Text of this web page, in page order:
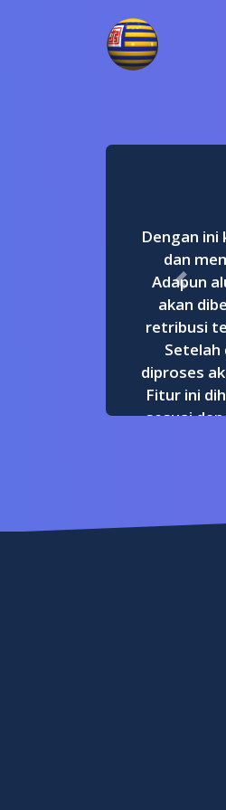
Dengan
dan
Adapun
akan
retribusi
Setelah
diproses
Fitur ini
sesuai